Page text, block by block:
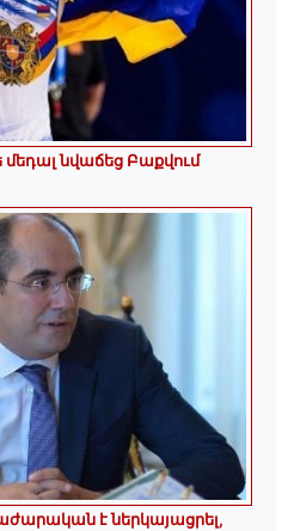
նվաճեց Բաքվում
է ներկայացրել,